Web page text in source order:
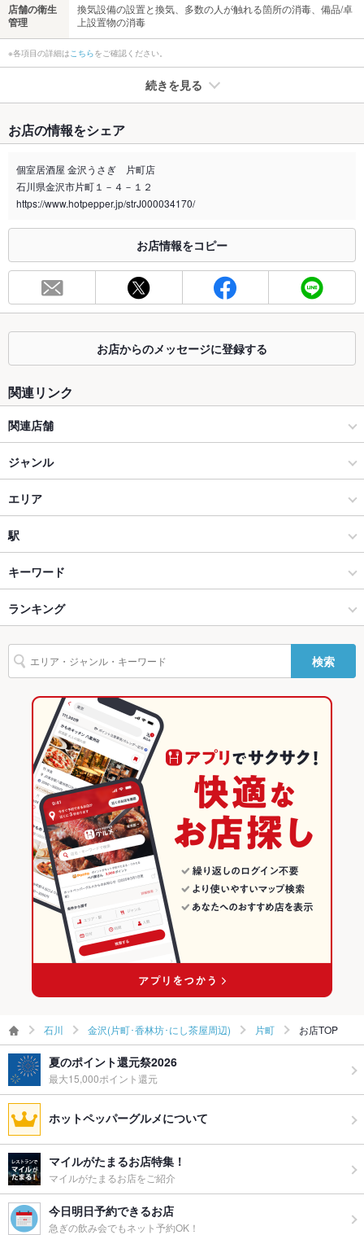
店舗の衛生
管理
換気設備の設置と換気、多数の人が触れる箇所の消毒、備品/卓
上設置物の消毒
※各項目の詳細は こちらをご確認ください。
続きを見る
禁煙・喫煙 分煙（仕切りあり）
喫煙専用室 なし
※2020年4月1日～受動喫煙対策に関する法律が施行されています。正しい情報はお店へお問い
総席数 64席
最大宴会収
40人(4～60名様までの宴会可能！応相談)
あり ：個室リ※カーテン仕切り半個室
座敷
掘りごたつ
カウンター
貸切 貸切不可 ：応相談
設備
Wi-Fi
バリアフリ
ー
なし
駐車場
その他設備 －
その他
飲み放題 あり
食べ放題 なし
カクテル充実、焼酎充実、日本酒充実
お子様連れ お子様連れOK
各種パーティー・宴会承ります
お店の情報をシェア
個室居酒屋 金沢うさぎ 片町店
石川県金沢市片町１－４－１２
https://www.hotpepper.jp/strJ000034170/
お店情報をコピー
お店からのメッセージに登録する
関連リンク
関連店舗
九州うまかもん酒場 おおた商店
ジャンル
居酒屋
和風
金沢(片町･香林坊･にし茶屋周辺) × 居酒屋
金沢(片町･香林坊･にし茶屋周辺) × 和風
金沢駅 × 居酒屋
金沢駅 × 和風
エリア
片町
片町 × 居酒屋
片町 × 和風
石川
石川 × 居酒屋
石川 × 和風
駅
金沢駅
キーワード
からあげ チャンポン
ランキング
石川のグルメランキング
石川の居酒屋ランキング
金沢(片町･香林坊･にし茶屋周辺)のグルメランキング
金沢(片町･香林坊･にし茶屋周辺)の居酒屋ランキング
片町のグルメランキング
片町の居酒屋ランキング
検索
石川 金沢(片町･香林坊･にし茶屋周辺) 片町 お店TOP
夏のポイント還元祭2026
最大15,000ポイント還元
ホットペッパーグルメについて
マイルがたまるお店特集！
マイルがたまるお店をご紹介
今日明日予約できるお店
急ぎの飲み会でもネット予約OK！